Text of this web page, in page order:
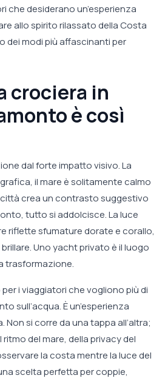
che desiderano un’esperienza
allo spirito rilassato della Costa
dei modi più affascinanti per
crociera in
è così
dal forte impatto visivo. La
il mare è solitamente calmo
crea un contrasto suggestivo
tutto si addolcisce. La luce
riflette sfumature dorate e corallo,
Uno yacht privato è il luogo
trasformazione.
i viaggiatori che vogliono più di
sull’acqua. È un’esperienza
Non si corre da una tappa all’altra;
del mare, della privacy del
la costa mentre la luce del
scelta perfetta per coppie,